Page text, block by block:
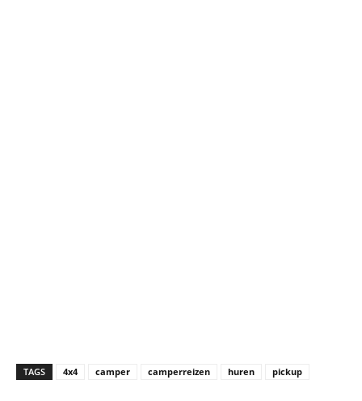
TAGS 4x4 camper camperreizen huren pickup